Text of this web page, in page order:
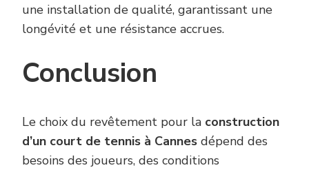
une installation de qualité, garantissant une
longévité et une résistance accrues.
Conclusion
Le choix du revêtement pour la construction
d’un court de tennis à Cannes dépend des
besoins des joueurs, des conditions